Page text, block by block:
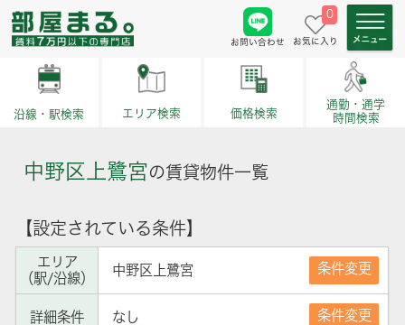
お問い合わせ
0
お気に入り
沿線・駅検索 エリア検索 価格検索
通勤・通学
時間検索
中野区上鷺宮の賃貸物件一覧
【設定されている条件】
エリア
（駅/沿線）
中野区上鷺宮 条件変更
詳細条件 なし 条件変更